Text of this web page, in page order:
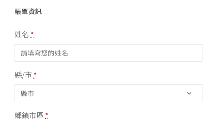
帳單資訊
姓名 *
縣/市*
鄉鎮市區 *